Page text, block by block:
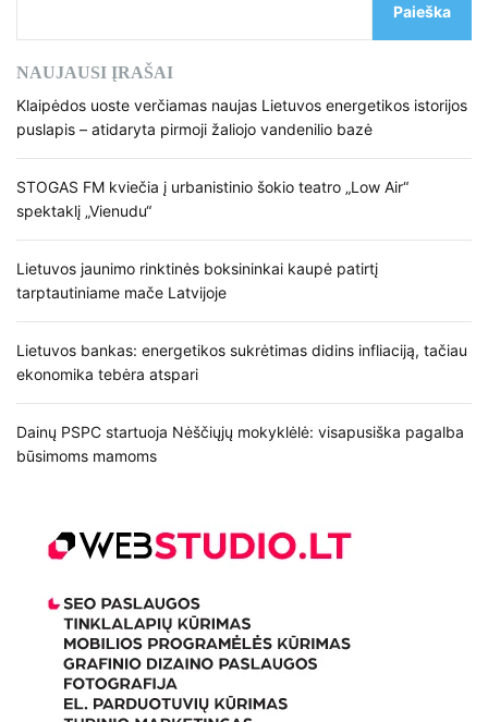
Paieška
NAUJAUSI ĮRAŠAI
Klaipėdos uoste verčiamas naujas Lietuvos energetikos istorijos
puslapis – atidaryta pirmoji žaliojo vandenilio bazė
STOGAS FM kviečia į urbanistinio šokio teatro „Low Air“
spektaklį „Vienudu“
Lietuvos jaunimo rinktinės boksininkai kaupė patirtį
tarptautiniame mače Latvijoje
Lietuvos bankas: energetikos sukrėtimas didins infliaciją, tačiau
ekonomika tebėra atspari
Dainų PSPC startuoja Nėščiųjų mokyklėlė: visapusiška pagalba
būsimoms mamoms